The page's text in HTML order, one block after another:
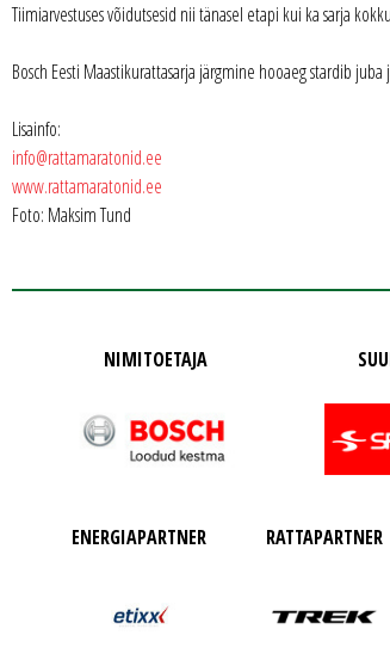
Tiimiarvestuses võidutsesid nii tänasel etapi kui ka sarja
Bosch Eesti Maastikurattasarja järgmine hooaeg stardib
Lisainfo:
info@rattamaratonid.ee
www.rattamaratonid.ee
Foto: Maksim Tund
NIMITOETAJA
ENERGIAPARTNER RATTAPARTNER